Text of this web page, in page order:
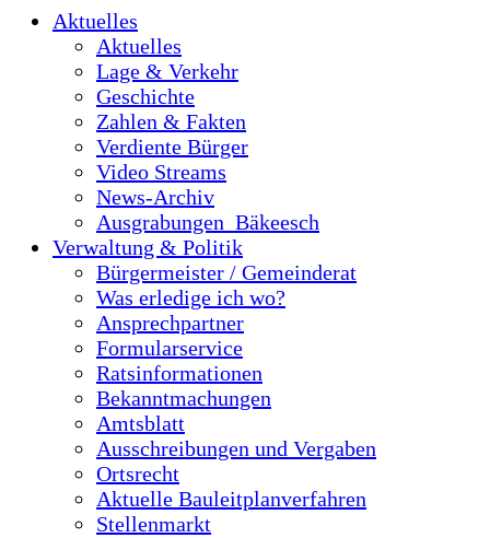
Aktuelles
Aktuelles
Lage & Verkehr
Geschichte
Zahlen & Fakten
Verdiente Bürger
Video Streams
News-Archiv
Ausgrabungen_Bäkeesch
Verwaltung & Politik
Bürgermeister / Gemeinderat
Was erledige ich wo?
Ansprechpartner
Formularservice
Ratsinformationen
Bekanntmachungen
Amtsblatt
Ausschreibungen und Vergaben
Ortsrecht
Aktuelle Bauleitplanverfahren
Stellenmarkt